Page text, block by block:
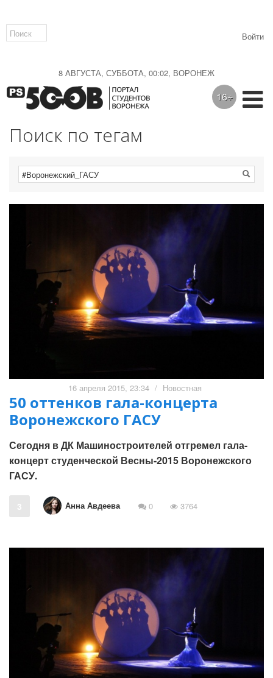
8 АВГУСТА, СУББОТА, 00:02, ВОРОНЕЖ
Войти
16+
Поиск по тегам
16 апреля 2015, 23:34 / Новостная
50 оттенков гала-концерта
Воронежского ГАСУ
Сегодня в ДК Машиностроителей отгремел гала-
концерт студенческой Весны-2015 Воронежского
ГАСУ.
3 Анна Авдеева 0 3764